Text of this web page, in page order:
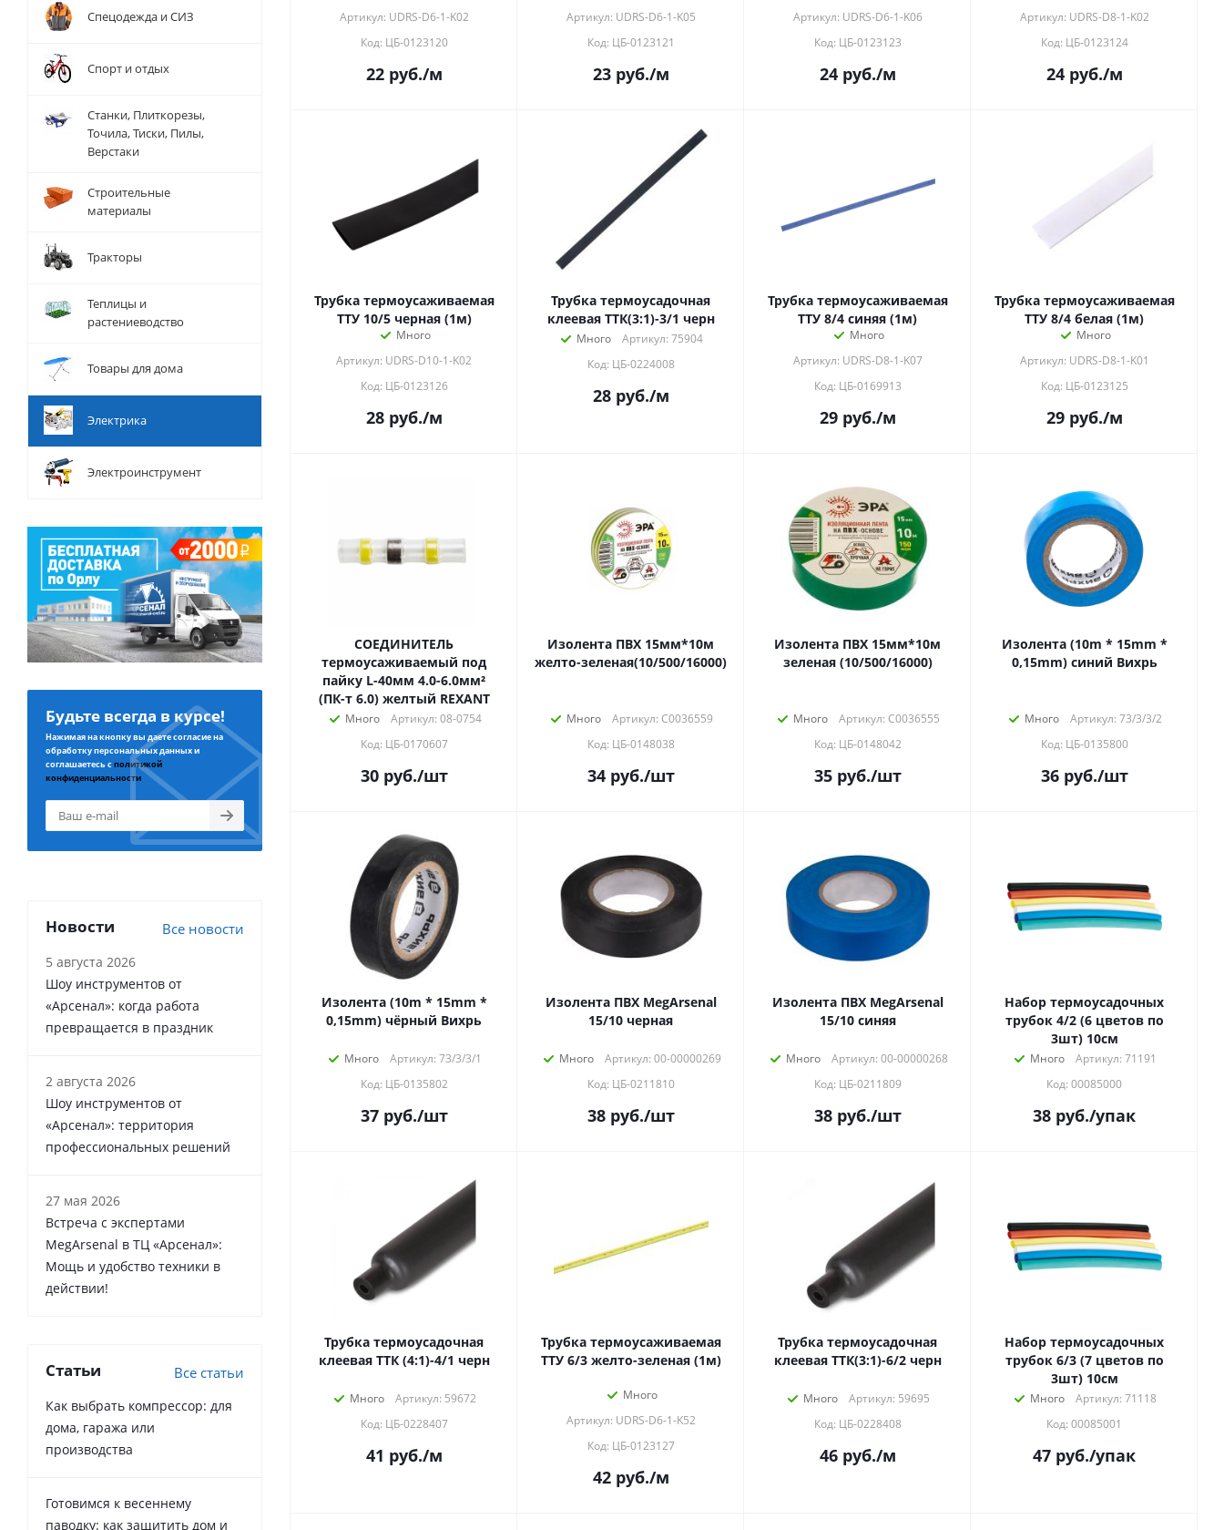
Артикул: UDRS-D6-1-K02
Код: ЦБ-0123120
22руб./м
Артикул: UDRS-D6-1-K05
Код: ЦБ-0123121
23руб./м
Артикул: UDRS-D6-1-K06
Код: ЦБ-0123123
24руб./м
Артикул: UDRS-D8-1-K02
Код: ЦБ-0123124
24руб./м
Трубка термоусаживаемая
ТТУ 10/5 черная (1м)
Много
Артикул: UDRS-D10-1-K02
Код: ЦБ-0123126
28руб./м
Трубка термоусадочная
клеевая ТТК(3:1)-3/1 черн
Много
Артикул: 75904
Код: ЦБ-0224008
28руб./м
Трубка термоусаживаемая
ТТУ 8/4 синяя (1м)
Много
Артикул: UDRS-D8-1-K07
Код: ЦБ-0169913
29руб./м
Трубка термоусаживаемая
ТТУ 8/4 белая (1м)
Много
Артикул: UDRS-D8-1-K01
Код: ЦБ-0123125
29руб./м
СОЕДИНИТЕЛЬ
термоусаживаемый под
пайку L-40мм 4.0-6.0мм²
(ПК-т 6.0) желтый REXANT
Много
Артикул: 08-0754
Код: ЦБ-0170607
30руб./шт
Изолента ПВХ 15мм*10м
желто-зеленая(10/500/16000)
Много
Артикул: C0036559
Код: ЦБ-0148038
34руб./шт
Изолента ПВХ 15мм*10м
зеленая (10/500/16000)
Много
Артикул: C0036555
Код: ЦБ-0148042
35руб./шт
Изолента (10m * 15mm *
0,15mm) синий Вихрь
Много
Артикул: 73/3/3/2
Код: ЦБ-0135800
36руб./шт
Изолента (10m * 15mm *
0,15mm) чёрный Вихрь
Много
Артикул: 73/3/3/1
Код: ЦБ-0135802
37руб./шт
Изолента ПВХ MegArsenal
15/10 черная
Много
Артикул: 00-00000269
Код: ЦБ-0211810
38руб./шт
Изолента ПВХ MegArsenal
15/10 синяя
Много
Артикул: 00-00000268
Код: ЦБ-0211809
38руб./шт
Набор термоусадочных
трубок 4/2 (6 цветов по
3шт) 10см
Много
Артикул: 71191
Код: 00085000
38 руб./упак
Трубка термоусадочная
клеевая ТТК (4:1)-4/1 черн
Много
Артикул: 59672
Код: ЦБ-0228407
41 руб./м
Трубка термоусаживаемая
ТТУ 6/3 желто-зеленая (1м)
Много
Артикул: UDRS-D6-1-K52
Код: ЦБ-0123127
42руб./м
Трубка термоусадочная
клеевая ТТК(3:1)-6/2 черн
Много
Артикул: 59695
Код: ЦБ-0228408
46руб./м
Набор термоусадочных
трубок 6/3 (7 цветов по
3шт) 10см
Много
Артикул: 71118
Код: 00085001
47 руб./упак
Спецодежда и СИЗ
Спорт и отдых
Станки, Плиткорезы,
Точила, Тиски, Пилы,
Верстаки
Строительные
материалы
Тракторы
Теплицы и
растениеводство
Товары для дома
Электрика
Электроинструмент
Будьте всегда в курсе!
Нажимая на кнопку вы даете согласие на
обработку персональных данных и
соглашаетесь сполитикой
конфиденциальности
Новости Все новости
5 августа 2026
Шоу инструментов от
«Арсенал»: когда работа
превращается в праздник
2 августа 2026
Шоу инструментов от
«Арсенал»: территория
профессиональных решений
27 мая 2026
Встреча с экспертами
MegArsenal в ТЦ «Арсенал»:
Мощь и удобство техники в
действии!
Статьи Все статьи
Как выбрать компрессор: для
дома, гаража или
производства
Готовимся к весеннему
паводку: как защитить дом и